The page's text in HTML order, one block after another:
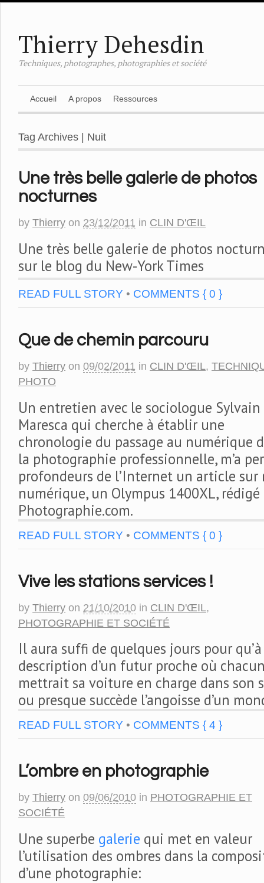
Thierry Dehesdin
Techniques, photographes, photographies et société
Accueil A propos Ressources
Tag Archives | Nuit
Une très belle galerie de photos
nocturnes
by Thierry on 23/12/2011 in CLIN D'ŒIL
Une très belle galerie de photos
sur le blog du New-York Times
READ FULL STORY • COMMENTS { 0 }
Que de chemin parcouru
by Thierry on 09/02/2011 in CLIN D'ŒIL,
PHOTO
Un entretien avec le sociologue Sylvain
Maresca qui cherche à établir une
chronologie du passage au numérique
la photographie professionnelle, m’a
profondeurs de l’Internet un article
numérique, un Olympus 1400XL,
Photographie.com.
READ FULL STORY • COMMENTS { 0 }
Vive les stations services !
by Thierry on 21/10/2010 in CLIN D'ŒIL,
PHOTOGRAPHIE ET SOCIÉTÉ
Il aura suffi de quelques jours pour
description d’un futur proche où
mettrait sa voiture en charge dans son
ou presque succède l’angoisse d’un
READ FULL STORY • COMMENTS { 4 }
L’ombre en photographie
by Thierry on 09/06/2010 in PHOTOGRAPHIE ET
SOCIÉTÉ
Une superbe galerie qui met en valeur
l’utilisation des ombres dans la
d’une photographie: